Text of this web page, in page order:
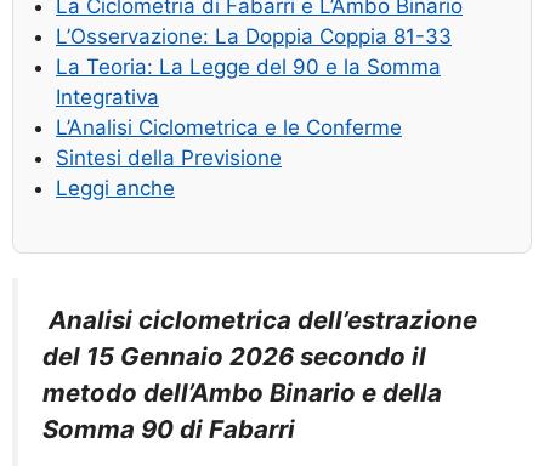
La Ciclometria di Fabarri e L’Ambo Binario
L’Osservazione: La Doppia Coppia 81-33
La Teoria: La Legge del 90 e la Somma
Integrativa
L’Analisi Ciclometrica e le Conferme
Sintesi della Previsione
Leggi anche
Analisi ciclometrica dell’estrazione
del 15 Gennaio 2026 secondo il
metodo dell’Ambo Binario e della
Somma 90 di Fabarri